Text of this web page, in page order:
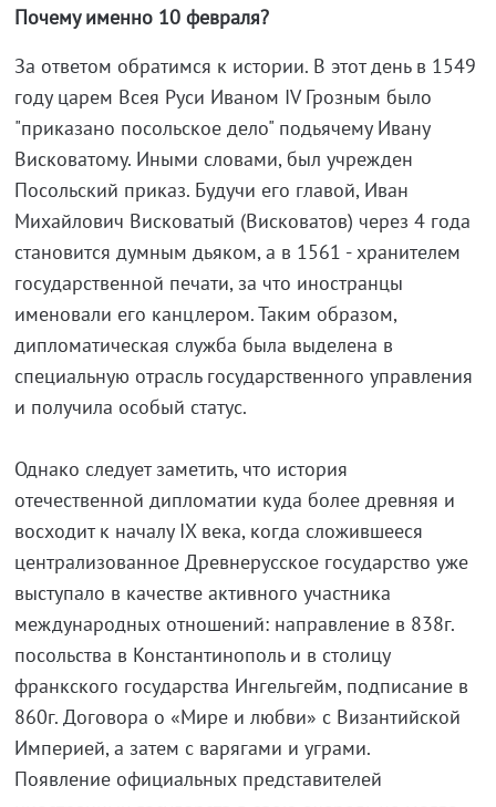
Почему именно 10 февраля?
За ответом обратимся к истории. В этот день в 1549
году царем Всея Руси Иваном IV Грозным было
"приказано посольское дело" подьячему Ивану
Висковатому. Иными словами, был учрежден
Посольский приказ. Будучи его главой, Иван
Михайлович Висковатый (Висковатов) через 4 года
становится думным дьяком, а в 1561 - хранителем
государственной печати, за что иностранцы
именовали его канцлером. Таким образом,
дипломатическая служба была выделена в
специальную отрасль государственного управления
и получила особый статус.
Однако следует заметить, что история
отечественной дипломатии куда более древняя и
восходит к началу IX века, когда сложившееся
централизованное Древнерусское государство уже
выступало в качестве активного участника
международных отношений: направление в 838г.
посольства в Константинополь и в столицу
франкского государства Ингельгейм, подписание в
860г. Договора о «Мире и любви» с Византийской
Империей, а затем с варягами и уграми.
Появление официальных представителей